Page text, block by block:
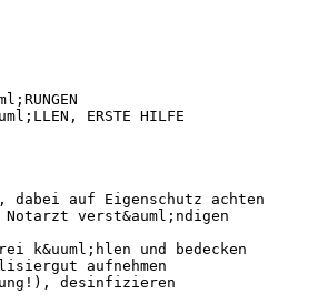
ERSTE HILFE
auf Eigenschutz achten
verst&auml;ndigen
k&uuml;hlen und bedecken
aufnehmen
desinfizieren